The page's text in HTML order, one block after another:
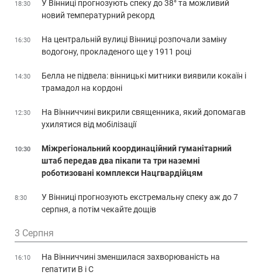
18:30
У Вінниці прогнозують спеку до 38° та можливий
новий температурний рекорд
16:30
На центральній вулиці Вінниці розпочали заміну
водогону, прокладеного ще у 1911 році
14:30
Белла не підвела: вінницькі митники виявили кокаїн і
трамадол на кордоні
12:30
На Вінниччині викрили священника, який допомагав
ухилятися від мобілізації
10:30
Міжрегіональний координаційний гуманітарний
штаб передав два пікапи та три наземні
роботизовані комплекси Нацгвардійцям
8:30
У Вінниці прогнозують екстремальну спеку аж до 7
серпня, а потім чекайте дощів
3 Серпня
16:10
На Вінниччині зменшилася захворюваність на
гепатити В і С